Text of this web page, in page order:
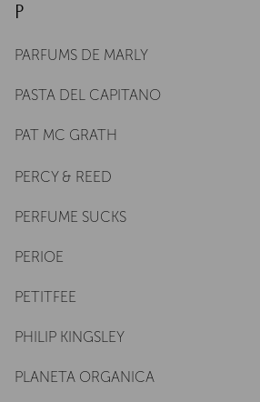
P
PARFUMS DE MARLY
PASTA DEL CAPITANO
PAT MC GRATH
PERCY & REED
PERFUME SUCKS
PERIOE
PETITFEE
PHILIP KINGSLEY
PLANETA ORGANICA